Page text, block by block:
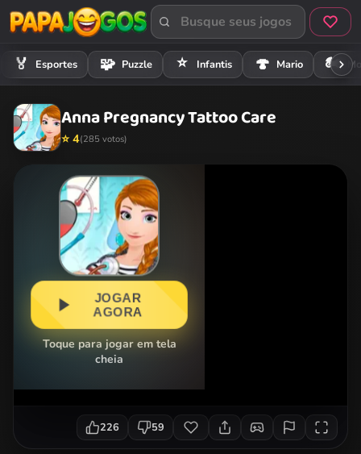
🏅 Esportes 🧩 Puzzle ⭐ Infantis 🍄 Mario 🏍️
Anna Pregnancy Tattoo Care
⭐ 4(285 votos)
JOGAR
AGORA
Toque para jogar em tela
cheia
226 59